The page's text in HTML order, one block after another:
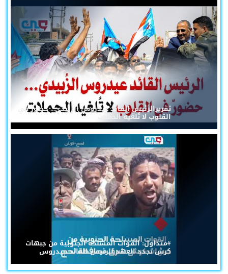
تقريرالرئيس القائد عيدروس الزُبيدي... حضورٌ في
القلوب لا تُلغيه الحملات
#متداول: القوات المسلحة الجنوبية من جبهات
كرش تجدد العهد للرئيس القائد عيدروس